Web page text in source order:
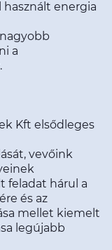
használt energia
a
Kft elsődleges
vevőink
feladat hárul a
és az
mellet kiemelt
legújabb